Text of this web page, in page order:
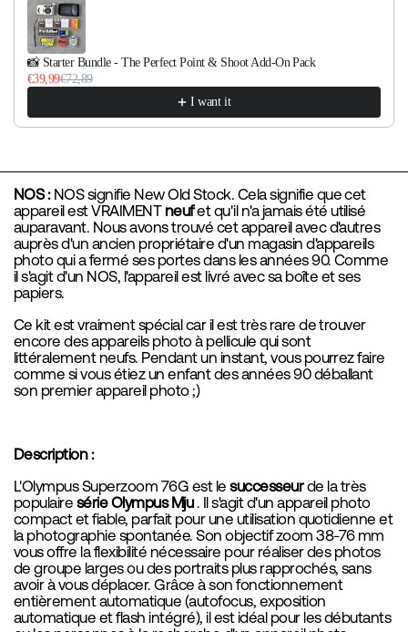
📸 Starter Bundle - The Perfect Point & Shoot Add-On Pack
€39,99€72,89
I want it
NOS : NOS signifie New Old Stock. Cela signifie que cet
appareil est VRAIMENT neufet qu'il n'a jamais été utilisé
auparavant. Nous avons trouvé cet appareil avec d'autres
auprès d'un ancien propriétaire d'un magasin d'appareils
photo qui a fermé ses portes dans les années 90. Comme
il s'agit d'un NOS, l'appareil est livré avec sa boîte et ses
papiers.
Ce kit est vraiment spécial car il est très rare de trouver
encore des appareils photo à pellicule qui sont
littéralement neufs. Pendant un instant, vous pourrez faire
comme si vous étiez un enfant des années 90 déballant
son premier appareil photo ;)
Description :
L'Olympus Superzoom 76G est lesuccesseurde la très
populaire série Olympus Mju . Il s'agit d'un appareil photo
compact et fiable, parfait pour une utilisation quotidienne et
la photographie spontanée. Son objectif zoom 38-76 mm
vous offre la flexibilité nécessaire pour réaliser des photos
de groupe larges ou des portraits plus rapprochés, sans
avoir à vous déplacer. Grâce à son fonctionnement
entièrement automatique (autofocus, exposition
automatique et flash intégré), il est idéal pour les débutants